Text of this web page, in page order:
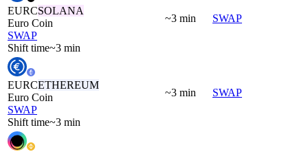
EURCSOLANA
Euro Coin
SWAP
Shift time~3 min
~3 min SWAP
EURCETHEREUM
Euro Coin
SWAP
Shift time~3 min
~3 min SWAP